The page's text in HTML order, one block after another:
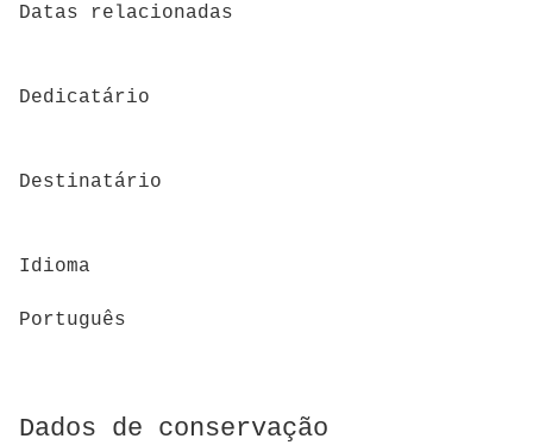
Datas relacionadas
Dedicatário
Destinatário
Idioma
Português
Dados de conservação